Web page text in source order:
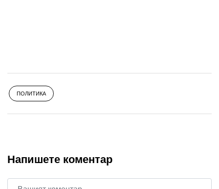
ПОЛИТИКА
Напишете коментар